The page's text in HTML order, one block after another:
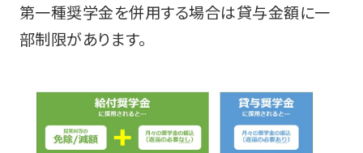
第一種奨学金を併用する場合は貸与金額に一
部制限があります。